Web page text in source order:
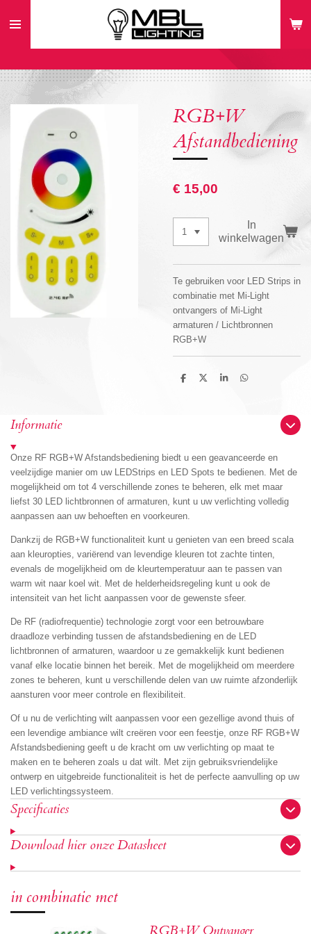
direct
hoofdinhoud
RGB+W
Afstandbediening
€ 15,00
In
winkelwagen
Te gebruiken voor LED Strips in
combinatie met Mi-Light
ontvangers of Mi-Light
armaturen / Lichtbronnen
RGB+W
D
D
S
D
Informatie
Onze RF RGB+W Afstandsbediening biedt u een geavanceerde en
veelzijdige manier om uw LEDStrips en LED Spots te bedienen. Met de
mogelijkheid om tot 4 verschillende zones te beheren, elk met maar
liefst 30 LED lichtbronnen of armaturen, kunt u uw verlichting volledig
aanpassen aan uw behoeften en voorkeuren.
Dankzij de RGB+W functionaliteit kunt u genieten van een breed scala
aan kleuropties, variërend van levendige kleuren tot zachte tinten,
evenals de mogelijkheid om de kleurtemperatuur aan te passen van
warm wit naar koel wit. Met de helderheidsregeling kunt u ook de
intensiteit van het licht aanpassen voor de gewenste sfeer.
De RF (radiofrequentie) technologie zorgt voor een betrouwbare
draadloze verbinding tussen de afstandsbediening en de LED
lichtbronnen of armaturen, waardoor u ze gemakkelijk kunt bedienen
vanaf elke locatie binnen het bereik. Met de mogelijkheid om meerdere
zones te beheren, kunt u verschillende delen van uw ruimte afzonderlijk
aansturen voor meer controle en flexibiliteit.
Of u nu de verlichting wilt aanpassen voor een gezellige avond thuis of
een levendige ambiance wilt creëren voor een feestje, onze RF RGB+W
Afstandsbediening geeft u de kracht om uw verlichting op maat te
maken en te beheren zoals u dat wilt. Met zijn gebruiksvriendelijke
ontwerp en uitgebreide functionaliteit is het de perfecte aanvulling op uw
LED verlichtingssysteem.
Specificaties
Download hier onze Datasheet
in combinatie met